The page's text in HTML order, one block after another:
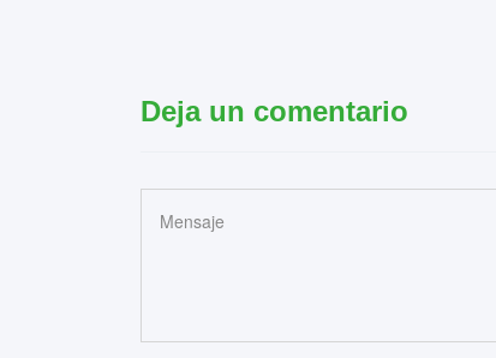
Deja un comentario